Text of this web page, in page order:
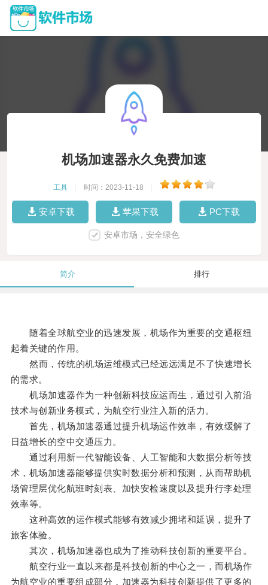
机场加速器永久免费加速
工具 时间：2023-11-18
安卓下载 苹果下载 PC下载
安卓市场，安全绿色
简介 排行
随着全球航空业的迅速发展，机场作为重要的交通枢纽
起着关键的作用。
然而，传统的机场运维模式已经远远满足不了快速增长
的需求。
机场加速器作为一种创新科技应运而生，通过引入前沿
技术与创新业务模式，为航空行业注入新的活力。
首先，机场加速器通过提升机场运作效率，有效缓解了
日益增长的空中交通压力。
通过利用新一代智能设备、人工智能和大数据分析等技
术，机场加速器能够提供实时数据分析和预测，从而帮助机
场管理层优化航班时刻表、加快安检速度以及提升行李处理
效率等。
这种高效的运作模式能够有效减少拥堵和延误，提升了
旅客体验。
其次，机场加速器也成为了推动科技创新的重要平台。
航空行业一直以来都是科技创新的中心之一，而机场作
为航空业的重要组成部分，加速器为科技创新提供了更多的